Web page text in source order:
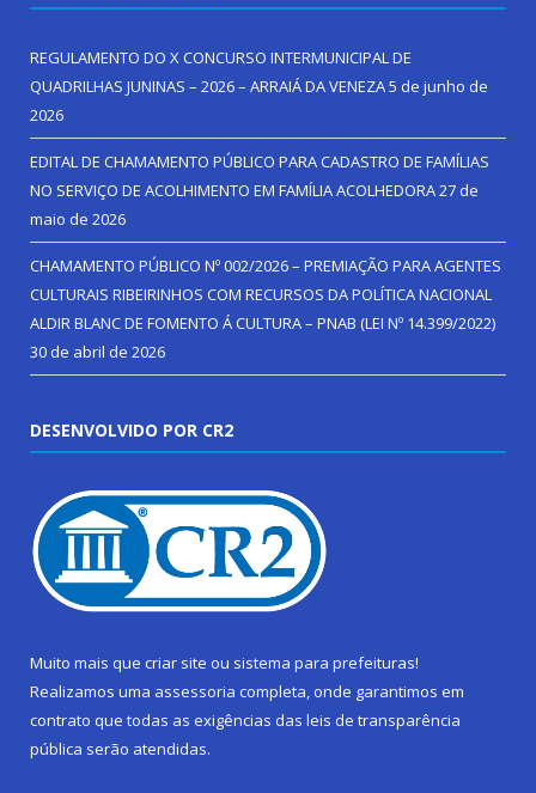
REGULAMENTO DO X CONCURSO INTERMUNICIPAL DE
QUADRILHAS JUNINAS – 2026 – ARRAIÁ DA VENEZA5 de junho de
2026
EDITAL DE CHAMAMENTO PÚBLICO PARA CADASTRO DE FAMÍLIAS
NO SERVIÇO DE ACOLHIMENTO EM FAMÍLIA ACOLHEDORA27 de
maio de 2026
CHAMAMENTO PÚBLICO Nº 002/2026 – PREMIAÇÃO PARA AGENTES
CULTURAIS RIBEIRINHOS COM RECURSOS DA POLÍTICA NACIONAL
ALDIR BLANC DE FOMENTO Á CULTURA – PNAB (LEI Nº 14.399/2022)
30 de abril de 2026
DESENVOLVIDO POR CR2
Muito mais que criar site ou sistema para prefeituras!
Realizamos uma assessoria completa, onde garantimos em
contrato que todas as exigências das leis de transparência
pública serão atendidas.